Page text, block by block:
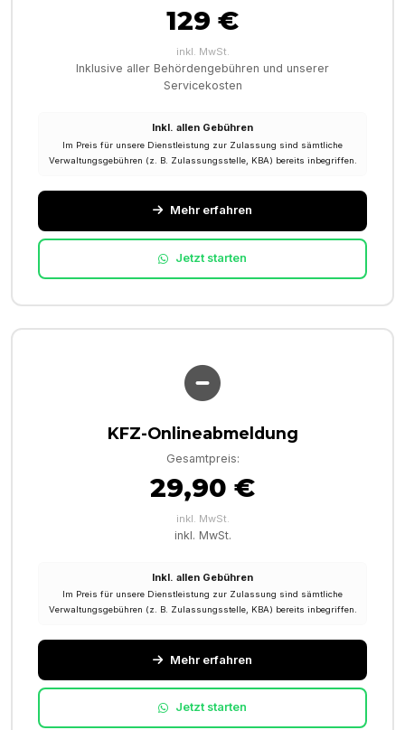
129 €
inkl. MwSt.
Inklusive aller Behördengebühren und unserer
Servicekosten
Inkl. allen Gebühren
Im Preis für unsere Dienstleistung zur Zulassung sind sämtliche
Verwaltungsgebühren (z. B. Zulassungsstelle, KBA) bereits inbegriffen.
Mehr erfahren
Jetzt starten
KFZ-Onlineabmeldung
Gesamtpreis:
29,90 €
inkl. MwSt.
inkl. MwSt.
Inkl. allen Gebühren
Im Preis für unsere Dienstleistung zur Zulassung sind sämtliche
Verwaltungsgebühren (z. B. Zulassungsstelle, KBA) bereits inbegriffen.
Mehr erfahren
Jetzt starten